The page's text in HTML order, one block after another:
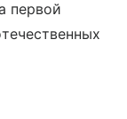
первой